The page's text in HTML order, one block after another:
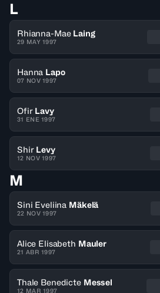
L
Rhianna-Mae Laing
29 MAY 1997
Hanna Lapo
07 NOV 1997
Ofir Lavy
31 ENE 1997
Shir Levy
12 NOV 1997
M
Sini Eveliina Mäkelä
22 NOV 1997
Alice Elisabeth Mauler
21 ABR 1997
Thale Benedicte Messel
12 MAR 1997